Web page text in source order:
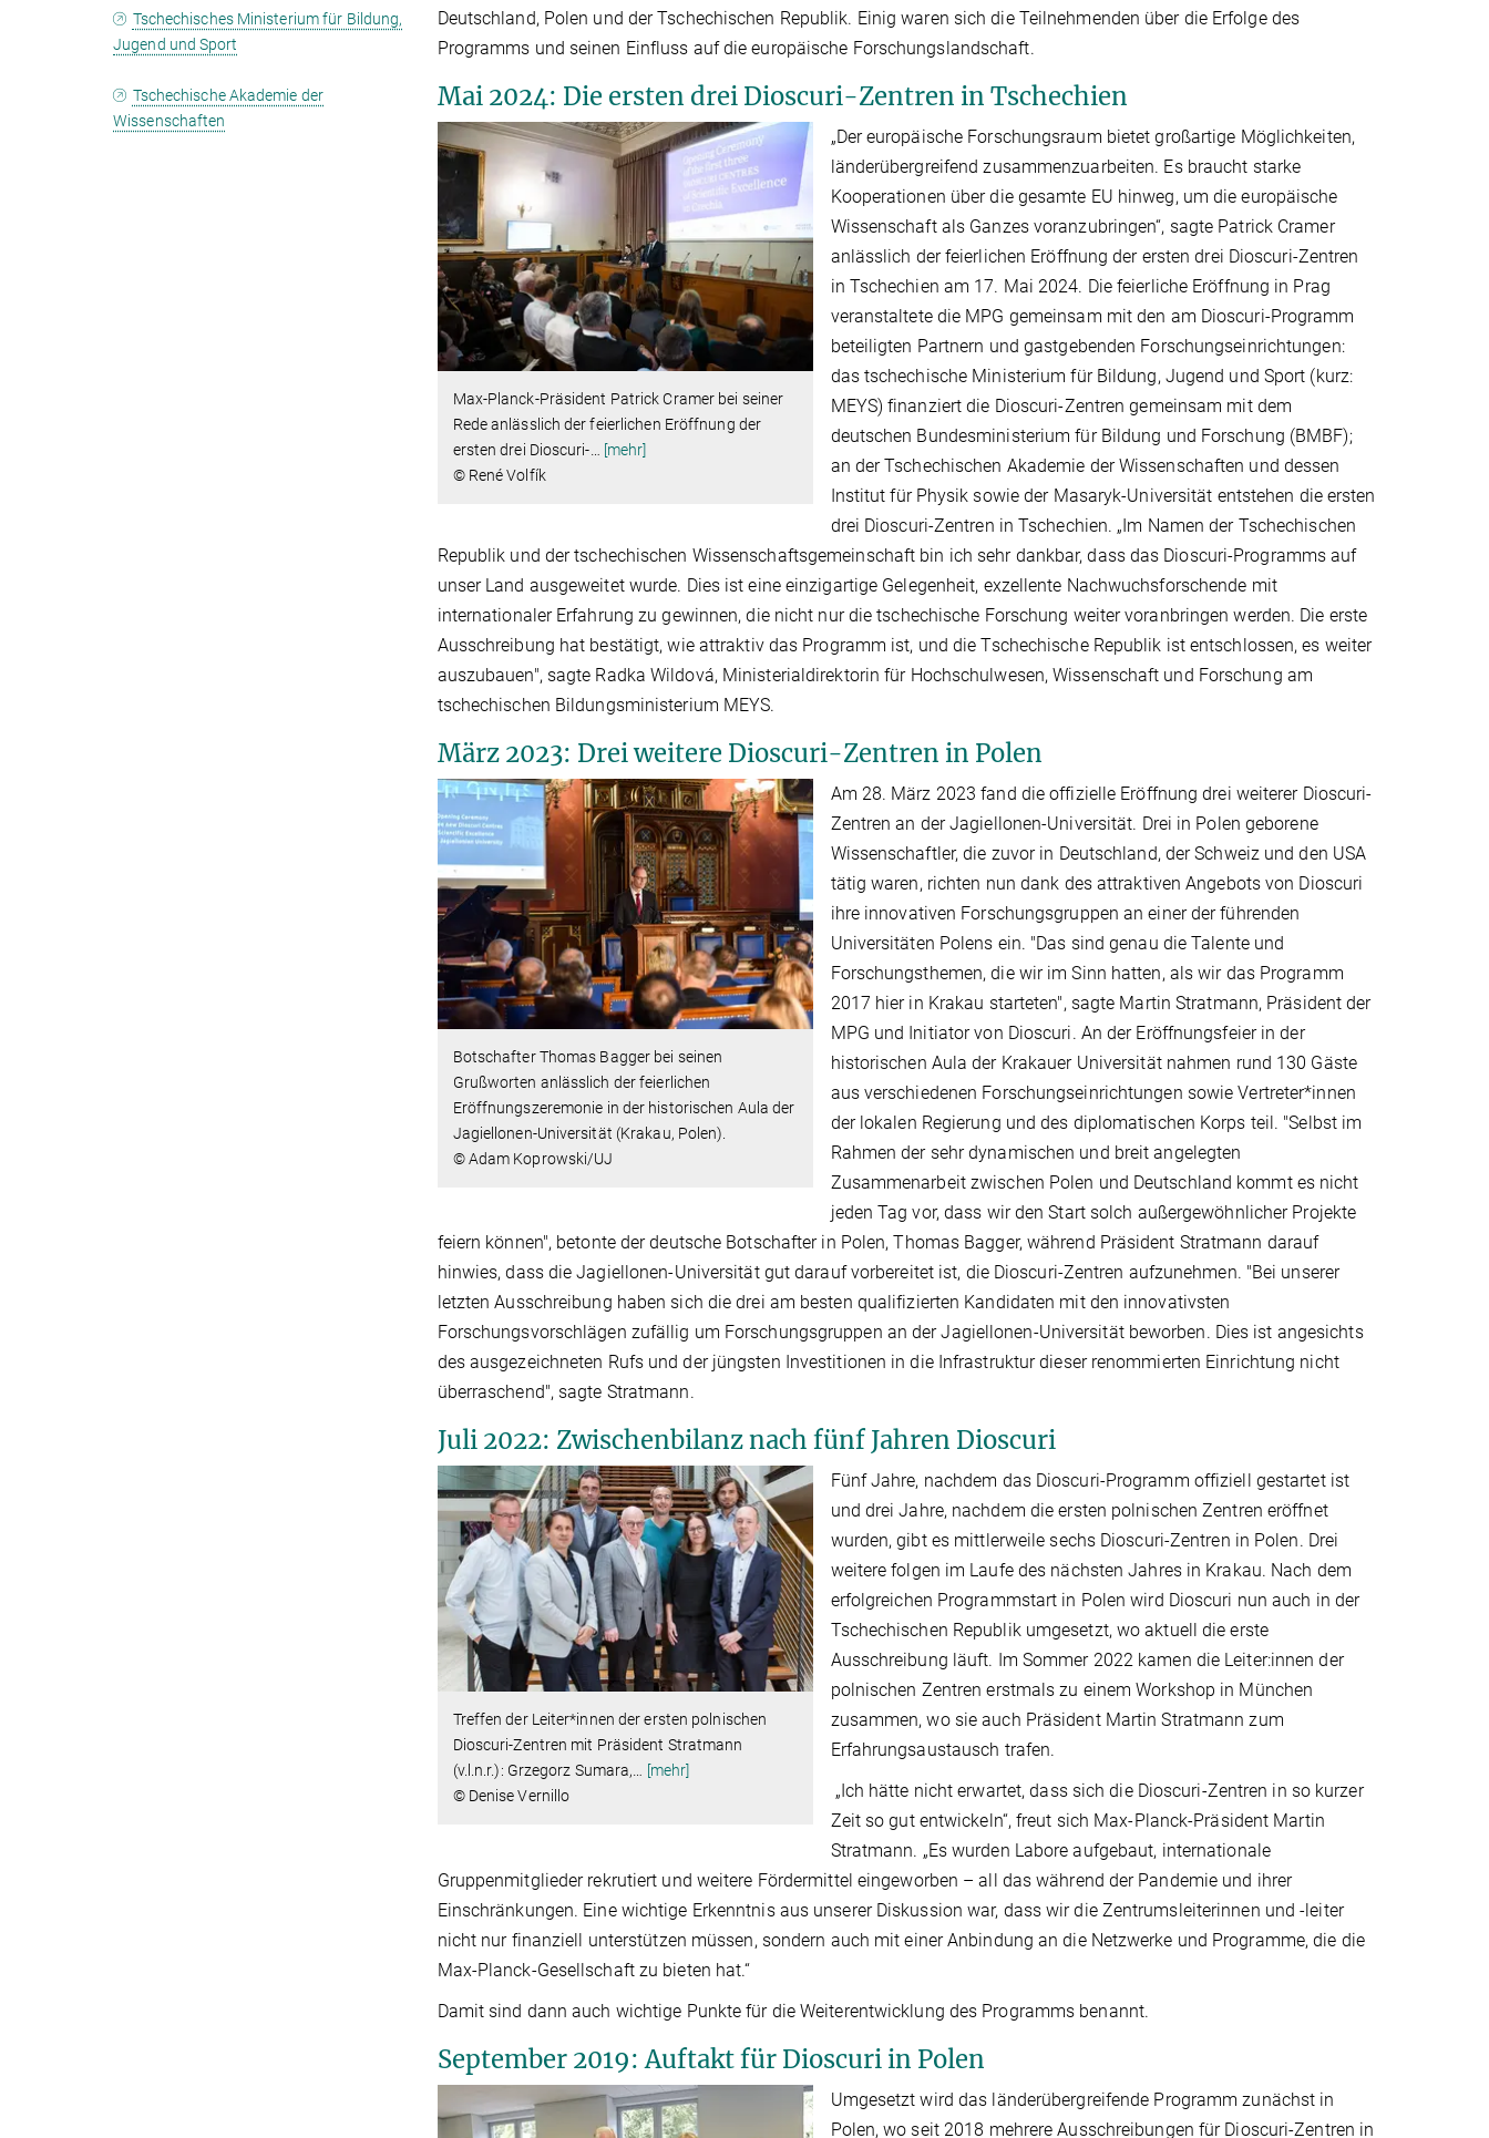
Deutschland, Polen und der Tschechischen Republik. Einig waren sich die Teilnehmenden über die Erfolge des
Programms und seinen Einfluss auf die europäische Forschungslandschaft.
Mai 2024: Die ersten drei Dioscuri-Zentren in Tschechien
Max-Planck-Präsident Patrick Cramer bei seiner
Rede anlässlich der feierlichen Eröffnung der
ersten drei Dioscuri-… [mehr]
© René Volfík
„Der europäische Forschungsraum bietet großartige Möglichkeiten,
länderübergreifend zusammenzuarbeiten. Es braucht starke
Kooperationen über die gesamte EU hinweg, um die europäische
Wissenschaft als Ganzes voranzubringen“, sagte Patrick Cramer
anlässlich der feierlichen Eröffnung der ersten drei Dioscuri-Zentren
in Tschechien am 17. Mai 2024. Die feierliche Eröffnung in Prag
veranstaltete die MPG gemeinsam mit den am Dioscuri-Programm
beteiligten Partnern und gastgebenden Forschungseinrichtungen:
das tschechische Ministerium für Bildung, Jugend und Sport (kurz:
MEYS) finanziert die Dioscuri-Zentren gemeinsam mit dem
deutschen Bundesministerium für Bildung und Forschung (BMBF);
an der Tschechischen Akademie der Wissenschaften und dessen
Institut für Physik sowie der Masaryk-Universität entstehen die ersten
drei Dioscuri-Zentren in Tschechien. „Im Namen der Tschechischen
Republik und der tschechischen Wissenschaftsgemeinschaft bin ich sehr dankbar, dass das Dioscuri-Programms auf
unser Land ausgeweitet wurde. Dies ist eine einzigartige Gelegenheit, exzellente Nachwuchsforschende mit
internationaler Erfahrung zu gewinnen, die nicht nur die tschechische Forschung weiter voranbringen werden. Die erste
Ausschreibung hat bestätigt, wie attraktiv das Programm ist, und die Tschechische Republik ist entschlossen, es weiter
auszubauen", sagte Radka Wildová, Ministerialdirektorin für Hochschulwesen, Wissenschaft und Forschung am
tschechischen Bildungsministerium MEYS.
März 2023: Drei weitere Dioscuri-Zentren in Polen
Botschafter Thomas Bagger bei seinen
Grußworten anlässlich der feierlichen
Eröffnungszeremonie in der historischen Aula der
Jagiellonen-Universität (Krakau, Polen).
© Adam Koprowski/UJ
Am 28. März 2023 fand die offizielle Eröffnung drei weiterer Dioscuri-
Zentren an der Jagiellonen-Universität. Drei in Polen geborene
Wissenschaftler, die zuvor in Deutschland, der Schweiz und den USA
tätig waren, richten nun dank des attraktiven Angebots von Dioscuri
ihre innovativen Forschungsgruppen an einer der führenden
Universitäten Polens ein. "Das sind genau die Talente und
Forschungsthemen, die wir im Sinn hatten, als wir das Programm
2017 hier in Krakau starteten", sagte Martin Stratmann, Präsident der
MPG und Initiator von Dioscuri. An der Eröffnungsfeier in der
historischen Aula der Krakauer Universität nahmen rund 130 Gäste
aus verschiedenen Forschungseinrichtungen sowie Vertreter*innen
der lokalen Regierung und des diplomatischen Korps teil. "Selbst im
Rahmen der sehr dynamischen und breit angelegten
Zusammenarbeit zwischen Polen und Deutschland kommt es nicht
jeden Tag vor, dass wir den Start solch außergewöhnlicher Projekte
feiern können", betonte der deutsche Botschafter in Polen, Thomas Bagger, während Präsident Stratmann darauf
hinwies, dass die Jagiellonen-Universität gut darauf vorbereitet ist, die Dioscuri-Zentren aufzunehmen. "Bei unserer
letzten Ausschreibung haben sich die drei am besten qualifizierten Kandidaten mit den innovativsten
Forschungsvorschlägen zufällig um Forschungsgruppen an der Jagiellonen-Universität beworben. Dies ist angesichts
des ausgezeichneten Rufs und der jüngsten Investitionen in die Infrastruktur dieser renommierten Einrichtung nicht
überraschend", sagte Stratmann.
Juli 2022: Zwischenbilanz nach fünf Jahren Dioscuri
Treffen der Leiter*innen der ersten polnischen
Dioscuri-Zentren mit Präsident Stratmann
(v.l.n.r.): Grzegorz Sumara,
[mehr]
© Denise Vernillo
Fünf Jahre, nachdem das Dioscuri-Programm offiziell gestartet ist
und drei Jahre, nachdem die ersten polnischen Zentren eröffnet
wurden, gibt es mittlerweile sechs Dioscuri-Zentren in Polen. Drei
weitere folgen im Laufe des nächsten Jahres in Krakau. Nach dem
erfolgreichen Programmstart in Polen wird Dioscuri nun auch in der
Tschechischen Republik umgesetzt, wo aktuell die erste
Ausschreibung läuft. Im Sommer 2022 kamen die Leiter:innen der
polnischen Zentren erstmals zu einem Workshop in München
zusammen, wo sie auch Präsident Martin Stratmann zum
Erfahrungsaustausch trafen.
„Ich hätte nicht erwartet, dass sich die Dioscuri-Zentren in so kurzer
Zeit so gut entwickeln“, freut sich Max-Planck-Präsident Martin
Stratmann. „Es wurden Labore aufgebaut, internationale
Gruppenmitglieder rekrutiert und weitere Fördermittel eingeworben – all das während der Pandemie und ihrer
Einschränkungen. Eine wichtige Erkenntnis aus unserer Diskussion war, dass wir die Zentrumsleiterinnen und -leiter
nicht nur finanziell unterstützen müssen, sondern auch mit einer Anbindung an die Netzwerke und Programme, die die
Max-Planck-Gesellschaft zu bieten hat.“
Damit sind dann auch wichtige Punkte für die Weiterentwicklung des Programms benannt.
September 2019: Auftakt für Dioscuri in Polen
Umgesetzt wird das länderübergreifende Programm zunächst in
Polen, wo seit 2018 mehrere Ausschreibungen für Dioscuri-Zentren in
Tschechisches Ministerium für Bildung,
Jugend und Sport
Tschechische Akademie der
Wissenschaften